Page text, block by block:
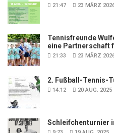
21:47 23 MÄRZ
Tennisfreunde
eine Partnerschaft
21:33 23 MÄRZ
2. Fußball-Tennis-
14:12 20 AUG. 2025
Schleifchenturnier